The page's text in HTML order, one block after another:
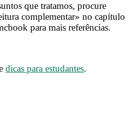
que tratamos, procure
complementar» no capítulo
para mais referências.
dicas para estudantes.